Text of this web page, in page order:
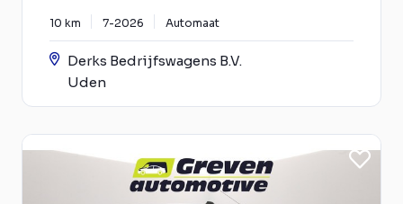
10 km 7-2026 Automaat
Derks Bedrijfswagens B.V.
Uden